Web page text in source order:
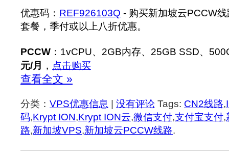
优惠码： REF926103Q - 购买新加坡云PCCW
套餐，季付或以上八折优惠。
PCCW ：1vCPU、2GB内存、25GB SSD、
元/月
， 点击购买
查看全文 »
分类： VPS优惠信息 没有评论 Tags: CN2线路,
码,Krypt ION,Krypt ION云,微信支付,支付宝支付,
路,新加坡VPS,新加坡云PCCW线路.